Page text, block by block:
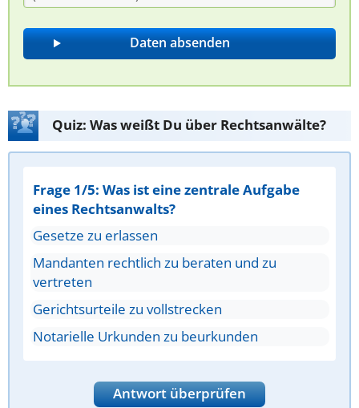
Quiz: Was weißt Du über Rechtsanwälte?
Frage 1/5: Was ist eine zentrale Aufgabe
eines Rechtsanwalts?
Gesetze zu erlassen
Mandanten rechtlich zu beraten und zu
vertreten
Gerichtsurteile zu vollstrecken
Notarielle Urkunden zu beurkunden
Antwort überprüfen